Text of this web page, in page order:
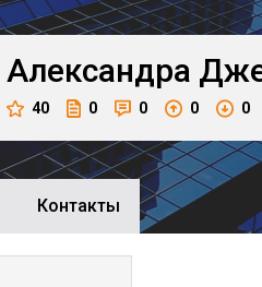
Александра
40 0 0 0 0
Контакты